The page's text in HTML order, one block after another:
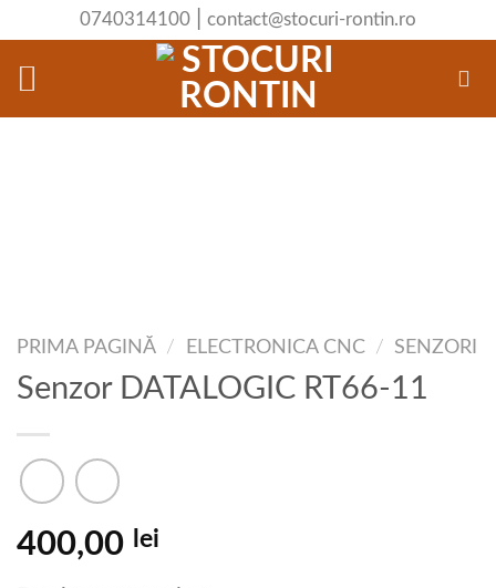
content
0740314100 contact@stocuri-rontin.ro
PRIMA PAGINĂ / ELECTRONICA CNC / SENZORI
Senzor DATALOGIC RT66-11
400,00 lei